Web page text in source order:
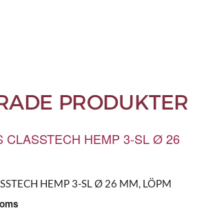
PRODUKTER
HEMP 3-SL Ø 26 MM, LÖPM